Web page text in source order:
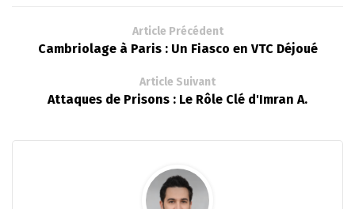
Article Précédent
Cambriolage à Paris : Un Fiasco en VTC Déjoué
Article Suivant
Attaques de Prisons : Le Rôle Clé d'Imran A.